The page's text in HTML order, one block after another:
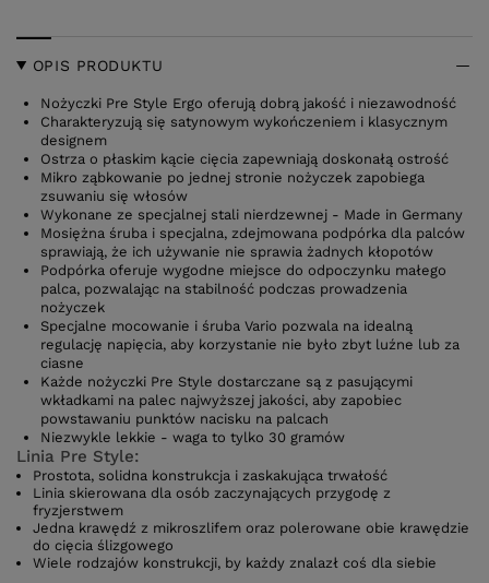
OPIS PRODUKTU
Nożyczki Pre Style Ergo oferują dobrą jakość i niezawodność
Charakteryzują się satynowym wykończeniem i klasycznym
designem
Ostrza o płaskim kącie cięcia zapewniają doskonałą ostrość
Mikro ząbkowanie po jednej stronie nożyczek zapobiega
zsuwaniu się włosów
Wykonane ze specjalnej stali nierdzewnej - Made in Germany
Mosiężna śruba i specjalna, zdejmowana podpórka dla palców
sprawiają, że ich używanie nie sprawia żadnych kłopotów
Podpórka oferuje wygodne miejsce do odpoczynku małego
palca, pozwalając na stabilność podczas prowadzenia
nożyczek
Specjalne mocowanie i śruba Vario pozwala na idealną
regulację napięcia, aby korzystanie nie było zbyt luźne lub za
ciasne
Każde nożyczki Pre Style dostarczane są z pasującymi
wkładkami na palec najwyższej jakości, aby zapobiec
powstawaniu punktów nacisku na palcach
Niezwykle lekkie - waga to tylko 30 gramów
Linia Pre Style:
Prostota, solidna konstrukcja i zaskakująca trwałość
Linia skierowana dla osób zaczynających przygodę z
fryzjerstwem
Jedna krawędź z mikroszlifem oraz polerowane obie krawędzie
do cięcia ślizgowego
Wiele rodzajów konstrukcji, by każdy znalazł coś dla siebie